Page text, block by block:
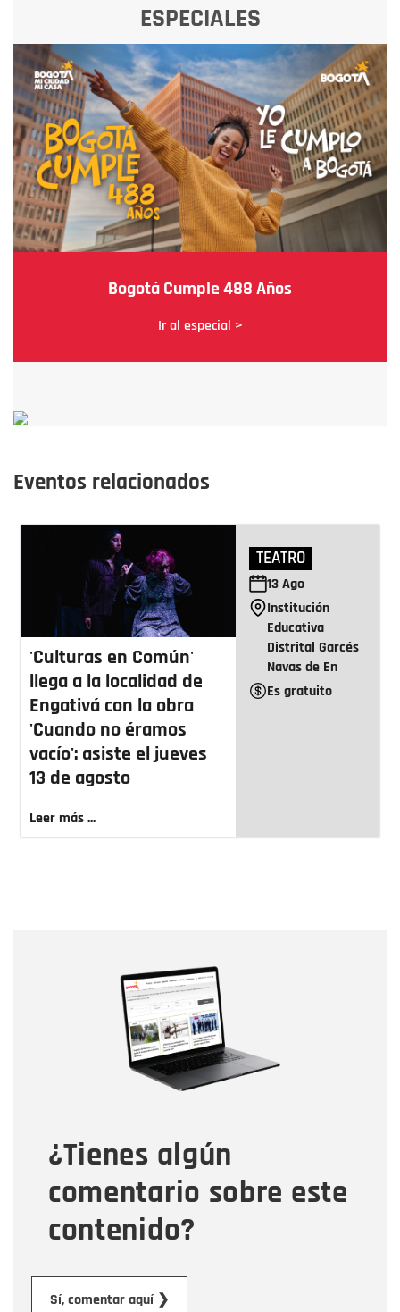
ESPECIALES
Bogotá Cumple 488 Años
Ir al especial >
Eventos relacionados
'Culturas en Común'
llega a la localidad de
Engativá con la obra
'Cuando no éramos
vacío': asiste el jueves
13 de agosto
Leer más ...
TEATRO
13Ago
Institución
Educativa
Distrital Garcés
Navas de En
Es gratuito
¿Tienes algún
comentario sobre este
contenido?
Sí, comentar aquí ❯
Correo electrónico
Tipo de comentario
Mensaje